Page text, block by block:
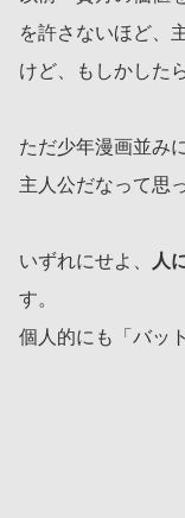
を許さないほど、
けど、もしかした
ただ少年漫画並み
主人公だなって思
いずれにせよ、 人
す。
個人的にも「バッ